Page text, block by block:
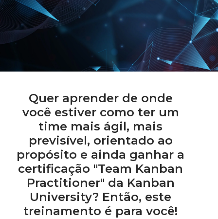
Quer aprender de onde
você estiver como ter um
time mais ágil, mais
previsível, orientado ao
propósito e ainda ganhar a
certificação "Team Kanban
Practitioner" da Kanban
University? Então, este
treinamento é para você!